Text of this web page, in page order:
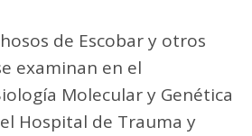
de Escobar y otros
examinan en el
Molecular y Genética
Hospital de Trauma y